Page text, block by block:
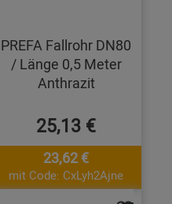
PREFA Fallrohr DN80
/ Länge 0,5 Meter
Anthrazit
25,13 €
23,62 €
mit Code: CxLyh2Ajne